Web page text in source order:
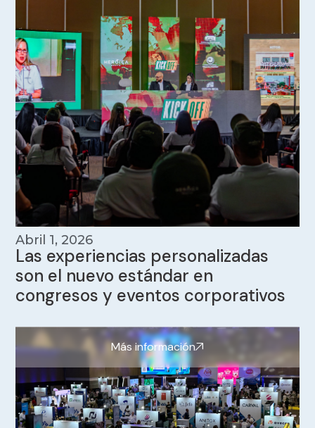
Abril 1, 2026
Las experiencias personalizadas
son el nuevo estándar en
congresos y eventos corporativos
Más información